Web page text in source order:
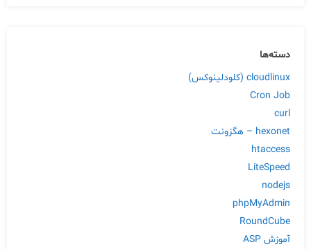
دسته‌ها
cloudlinux (کلودلینوکس)
Cron Job
curl
hexonet – هگزونت
htaccess
LiteSpeed
nodejs
phpMyAdmin
RoundCube
آموزش ASP